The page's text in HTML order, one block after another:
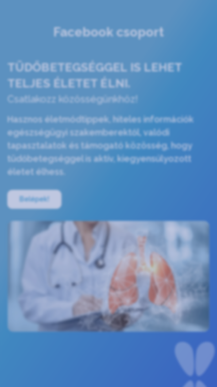
Facebook csoport
TÜDŐBETEGSÉGGEL IS LEHET
TELJES ÉLETET ÉLNI.
Csatlakozz közösségünkhöz!
Hasznos életmódtippek, hiteles információk
egészségügyi szakemberektől, valódi
tapasztalatok és támogató közösség, hogy
tüdőbetegséggel is aktív, kiegyensúlyozott
életet élhess.
Belépek!